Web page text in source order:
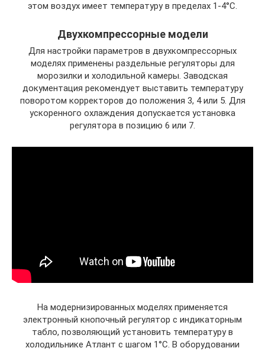
этом воздух имеет температуру в пределах 1-4°С.
Двухкомпрессорные модели
Для настройки параметров в двухкомпрессорных
моделях применены раздельные регуляторы для
морозилки и холодильной камеры. Заводская
документация рекомендует выставить температуру
поворотом корректоров до положения 3, 4 или 5. Для
ускоренного охлаждения допускается установка
регулятора в позицию 6 или 7.
На модернизированных моделях применяется
электронный кнопочный регулятор с индикаторным
табло, позволяющий установить температуру в
холодильнике Атлант с шагом 1°С. В оборудовании